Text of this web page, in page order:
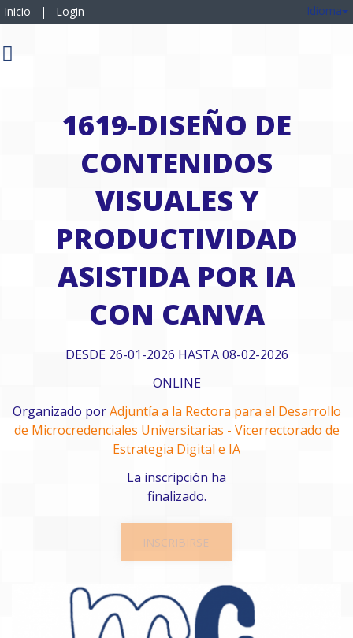
Inicio | Login Idioma
1619-DISEÑO DE
CONTENIDOS
VISUALES Y
PRODUCTIVIDAD
ASISTIDA POR IA
CON CANVA
DESDE 26-01-2026 HASTA 08-02-2026
ONLINE
Organizado porAdjuntía a la Rectora para el Desarrollo
de Microcredenciales Universitarias - Vicerrectorado de
Estrategia Digital e IA
La inscripción ha
finalizado.
INSCRIBIRSE